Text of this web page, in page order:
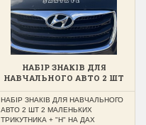
НАБІР ЗНАКІВ ДЛЯ
НАВЧАЛЬНОГО АВТО 2 ШТ
ТРИКУТНИКА + "Н" НА ДАХ
МАГНІТНІ
НАБІР ЗНАКІВ ДЛЯ НАВЧАЛЬНОГО
АВТО 2 ШТ 2 МАЛЕНЬКИХ
ТРИКУТНИКА + "Н" НА ДАХ